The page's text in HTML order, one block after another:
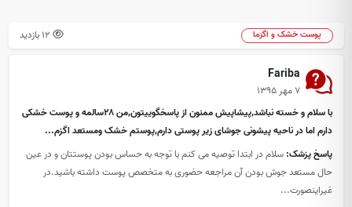
پوست خشک و اگزما
Fariba
۷ مهر ۱۳۹۵
با سلام و خسته نباشد,پیشاپیش ممنون از پاسخگوییتون,من ۲۸سالمه و پوست خشکی
دارم اما در ناحیه پیشونی جوشای زیر پوستی دارم,پوستم خشک ومستعد اگزم...
پاسخ پزشک: سلام در ابتدا توصیه می کنم با توجه به حساس بودن پوستتان و در عین
حال مستعد جوش بودن آن مراجعه حضوری به متخصص پوست داشته باشید.در
غیراینصورت...